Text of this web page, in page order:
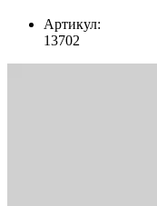
Артикул:
13702